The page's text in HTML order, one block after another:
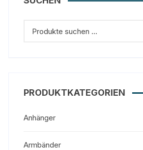
PRODUKTKATEGORIEN
Anhänger
Armbänder